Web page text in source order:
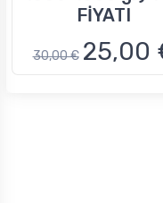
FİYATI
30,00 € 25,00